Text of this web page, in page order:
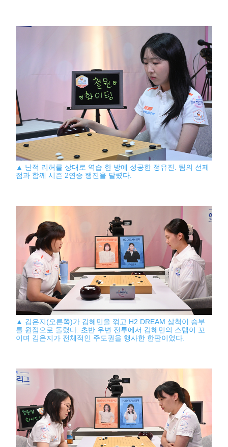
▲ 난적 리허를 상대로 역습 한 방에 성공한 정유진. 팀의 선제
점과 함께 시즌 2연승 행진을 달렸다.
▲ 김은지(오른쪽)가 김혜민을 꺾고 H2 DREAM 삼척이 승부
를 원점으로 돌렸다. 초반 우변 전투에서 김혜민의 스텝이 꼬
이며 김은지가 전체적인 주도권을 행사한 한판이었다.